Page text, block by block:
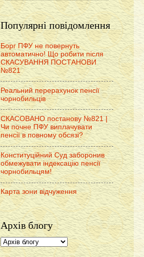
Популярні повідомлення
Борг ПФУ не повернуть
автоматично! Що робити після
СКАСУВАННЯ ПОСТАНОВИ
№821
Реальний перерахунок пенсії
чорнобильців
СКАСОВАНО постанову №821 |
Чи почне ПФУ виплачувати
пенсії в повному обсязі?
Конституційний Суд заборонив
обмежувати індексацію пенсії
чорнобильцям!
Карта зони відчуження
Архів блогу